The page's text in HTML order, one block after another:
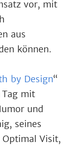
vor, mit
aus
können.
by Design“
Tag mit
und
seines
Visit,